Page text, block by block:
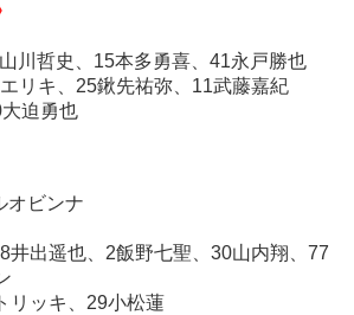
ンナ
出遥也、2飯野七聖、30山内翔、77グス
ッキ、29小松蓮
川哲史、15本多勇喜、41永戸勝也
リキ、25鍬先祐弥、11武藤嘉紀
迫勇也
オビンナ
井出遥也、2飯野七聖、30山内翔、77
リッキ、29小松蓮